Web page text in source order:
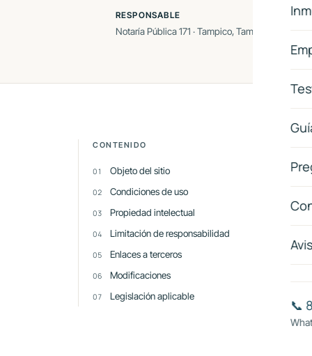
📞
RESPONSABLE
Notaría Pública 171 · Tampico, Tam.
VIGENCIA
Desde el 17
CONTENIDO
Objeto del sitio
Condiciones de uso
Propiedad intelectual
Limitación de responsabilidad
Enlaces a terceros
Modificaciones
Legislación aplicable
El
El